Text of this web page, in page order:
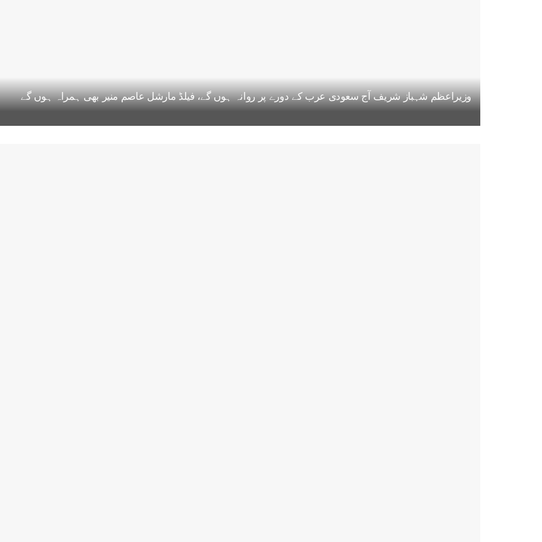
وزیراعظم شہباز شریف آج سعودی عرب کے دورے پر روانہ ہوں گے، فیلڈ مارشل عاصم منیر بھی ہمراہ ہوں گے